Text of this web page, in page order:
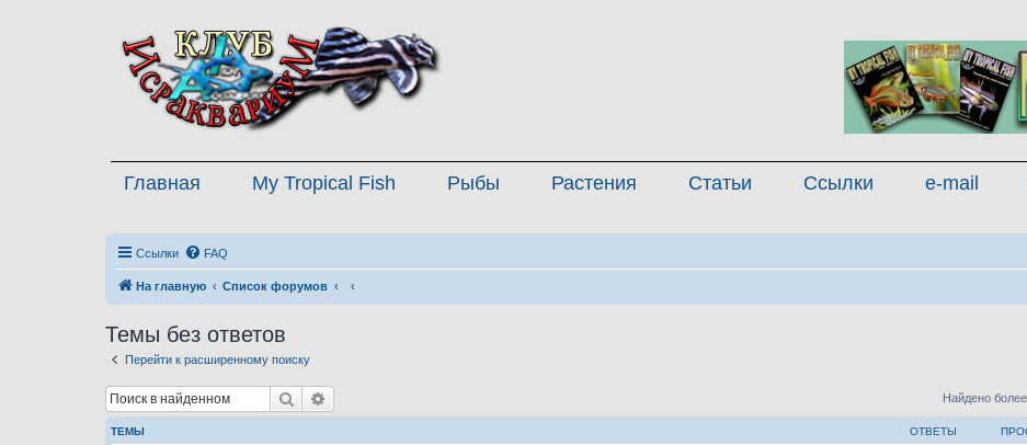
Главная My Tropical Fish Рыбы Растения Статьи Ссылки e-mail
Ссылки FAQ
На главную Список форумов
Темы без ответов
Перейти к расширенному поиску
Поиск Найдено
ТЕМЫ ОТВЕТЫ